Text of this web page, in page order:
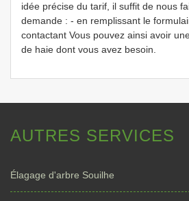
idée précise du tarif, il suffit de nous
demande : - en remplissant le
contactant Vous pouvez ainsi avoir
de haie dont vous avez besoin.
AUTRES SERVICES
Élagage d'arbre Souilhe